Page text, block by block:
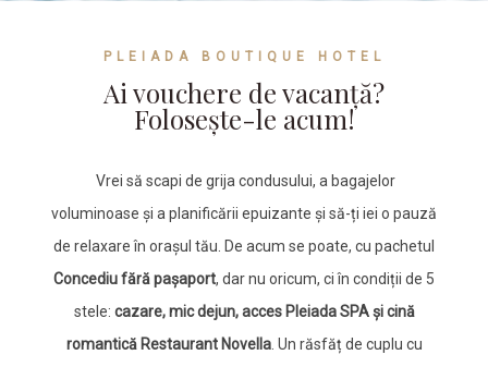
PLEIADA BOUTIQUE HOTEL
Ai vouchere de vacanță?
Folosește-le acum!
Vrei să scapi de grija condusului, a bagajelor
voluminoase și a planificării epuizante și să-ți iei o pauză
de relaxare în orașul tău. De acum se poate, cu pachetul
Concediu fără pașaport, dar nu oricum, ci în condiții de 5
stele: cazare, mic dejun, acces Pleiada SPA și cină
romantică Restaurant Novella. Un răsfăț de cuplu cu